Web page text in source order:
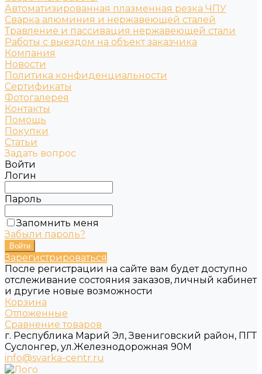
Автоматизированная плазменная резка ЧПУ
Сварка алюминия и нержавеющей сталей
Травление и пассивация нержавеющей стали
Работы с выездом на объект заказчика
Компания
Новости
Политика конфиденциальности
Сертификаты
Фотогалерея
Контакты
Помощь
Покупки
Статьи
Задать вопрос
Войти
Логин
Пароль
Запомнить меня
Забыли пароль?
Зарегистрироваться
После регистрации на сайте вам будет доступно
отслеживание состояния заказов, личный кабинет
и другие новые возможности
Корзина
Отложенные
Сравнение товаров
г. Республика Марий Эл, Звениговский район, ПГТ
Суслонгер, ул.Железнодорожная 90М
info@svarka-centr.ru